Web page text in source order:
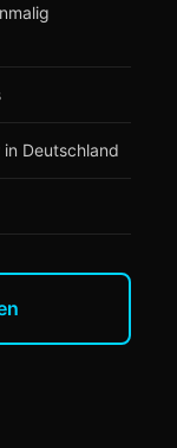
in Deutschland